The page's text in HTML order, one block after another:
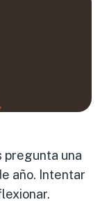
pregunta una
año. Intentar